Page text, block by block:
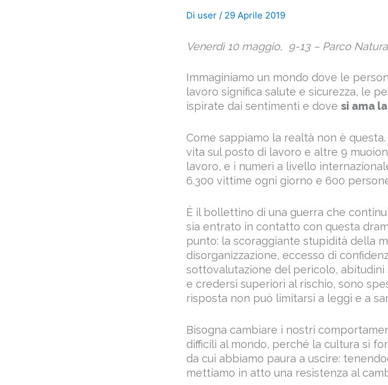
Di user / 29 Aprile 2019
Venerdì 10 maggio, 9-13 – Parco
Immaginiamo un mondo dove le
lavoro significa salute e sicurezza, le
ispirate dai sentimenti e dove si ama
Come sappiamo la realtà non è
vita sul posto di lavoro e altre 9
lavoro, e i numeri a livello
6.300 vittime ogni giorno e 600
È il bollettino di una guerra che
sia entrato in contatto con questa
punto: la scoraggiante stupidità della
disorganizzazione, eccesso di
sottovalutazione del pericolo,
e credersi superiori al rischio, sono
risposta non può limitarsi a leggi e a
Bisogna cambiare i nostri
difficili al mondo, perché la cultura si
da cui abbiamo paura a uscire:
mettiamo in atto una resistenza al